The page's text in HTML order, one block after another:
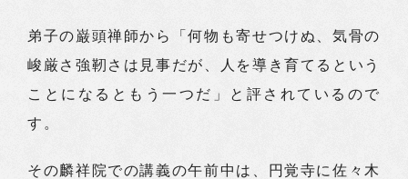
弟子の巌頭禅師から「何物も寄せつけぬ、気骨の
峻厳さ強靭さは見事だが、人を導き育てるという
ことになるともう一つだ」と評されているので
す。
その麟祥院での講義の午前中は、円覚寺に佐々木